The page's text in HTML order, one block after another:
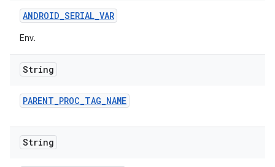
ANDROID_SERIAL_VAR
Env.
String
PARENT_PROC_TAG_NAME
String